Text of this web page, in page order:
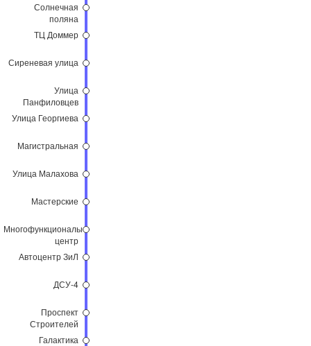
Солнечная
поляна
ТЦ Доммер
Сиреневая улица
Улица
Панфиловцев
Улица Георгиева
Магистральная
Улица Малахова
Мастерские
Многофункциональный
центр
Автоцентр ЗиЛ
ДСУ-4
Проспект
Строителей
Галактика